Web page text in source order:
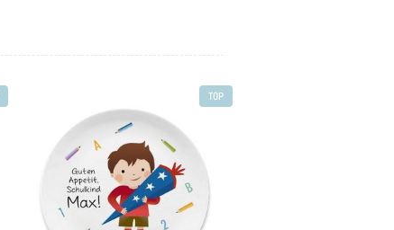
TOP